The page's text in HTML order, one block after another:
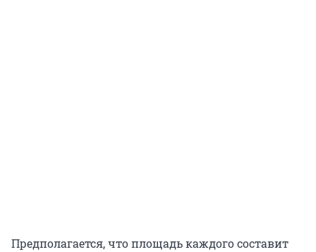
Предполагается, что площадь каждого составит